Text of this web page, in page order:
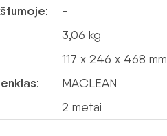
-
3,06 kg
117 x 246 x 468 mm
MACLEAN
2 metai